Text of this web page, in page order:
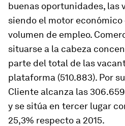
buenas oportunidades, las
siendo el motor económico
volumen de empleo.
situarse a la cabeza
parte del total de las
plataforma (510.883). Por
Cliente alcanza las
y se sitúa en tercer lugar
25,3% respecto a 2015.